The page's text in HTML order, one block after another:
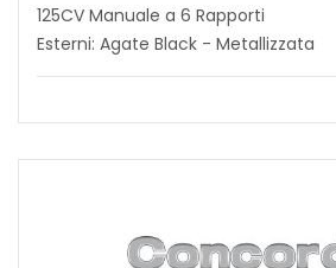
125CV Manuale a 6 Rapporti
Esterni: Agate Black - Metallizzata